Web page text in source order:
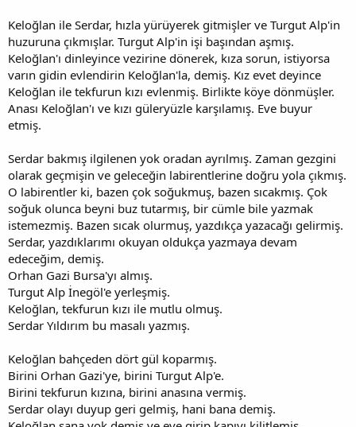
Keloğlan ile Serdar, hızla yürüyerek gitmişler ve Turgut Alp'in
huzuruna çıkmışlar. Turgut Alp'in işi başından aşmış.
Keloğlan'ı dinleyince vezirine dönerek, kıza sorun, istiyorsa
varın gidin evlendirin Keloğlan'la, demiş. Kız evet deyince
Keloğlan ile tekfurun kızı evlenmiş. Birlikte köye dönmüşler.
Anası Keloğlan'ı ve kızı güleryüzle karşılamış. Eve buyur
etmiş.
Serdar bakmış ilgilenen yok oradan ayrılmış. Zaman gezgini
olarak geçmişin ve geleceğin labirentlerine doğru yola çıkmış.
O labirentler ki, bazen çok soğukmuş, bazen sıcakmış. Çok
soğuk olunca beyni buz tutarmış, bir cümle bile yazmak
istemezmiş. Bazen sıcak olurmuş, yazdıkça yazacağı gelirmiş.
Serdar, yazdıklarımı okuyan oldukça yazmaya devam
edeceğim, demiş.
Orhan Gazi Bursa'yı almış.
Turgut Alp İnegöl'e yerleşmiş.
Keloğlan, tekfurun kızı ile mutlu olmuş.
Serdar Yıldırım bu masalı yazmış.
Keloğlan bahçeden dört gül koparmış.
Birini Orhan Gazi'ye, birini Turgut Alp'e.
Birini tekfurun kızına, birini anasına vermiş.
Serdar olayı duyup geri gelmiş, hani bana demiş.